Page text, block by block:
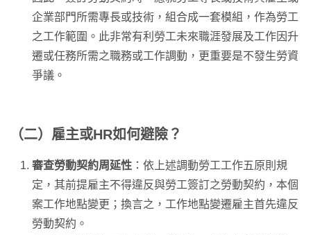
企業部門所需專長或技術，組合成一套模組，作為勞工
之工作範圍。此非常有利勞工未來職涯發展及工作因升
遷或任務所需之職務或工作調動，更重要是不發生勞資
爭議。
（二）雇主或HR如何避險？
審查勞動契約周延性 ：依上述調動勞工工作五原則規
定，其前提雇主不得違反與勞工簽訂之勞動契約，本個
案工作地點變更；換言之，工作地點變遷雇主首先違反
勞動契約。